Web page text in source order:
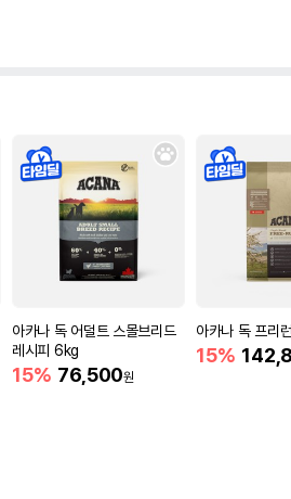
아카나 독 어덜트 스몰브리드
레시피 6kg
15% 76,500원
아카나 독 프리
15%